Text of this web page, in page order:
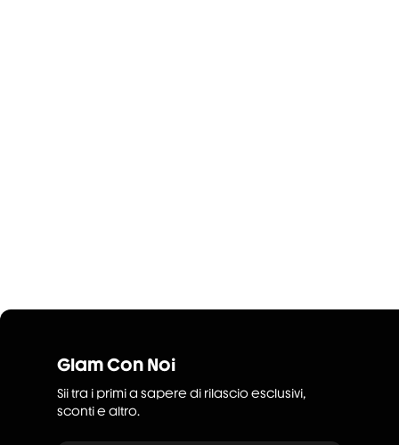
Glam Con Noi
Sii tra i primi a sapere di rilascio esclusivi,
sconti e altro.